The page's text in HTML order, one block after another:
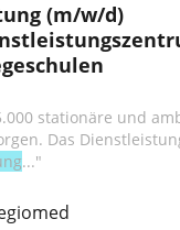
(m/w/d)
stationäre und
..."